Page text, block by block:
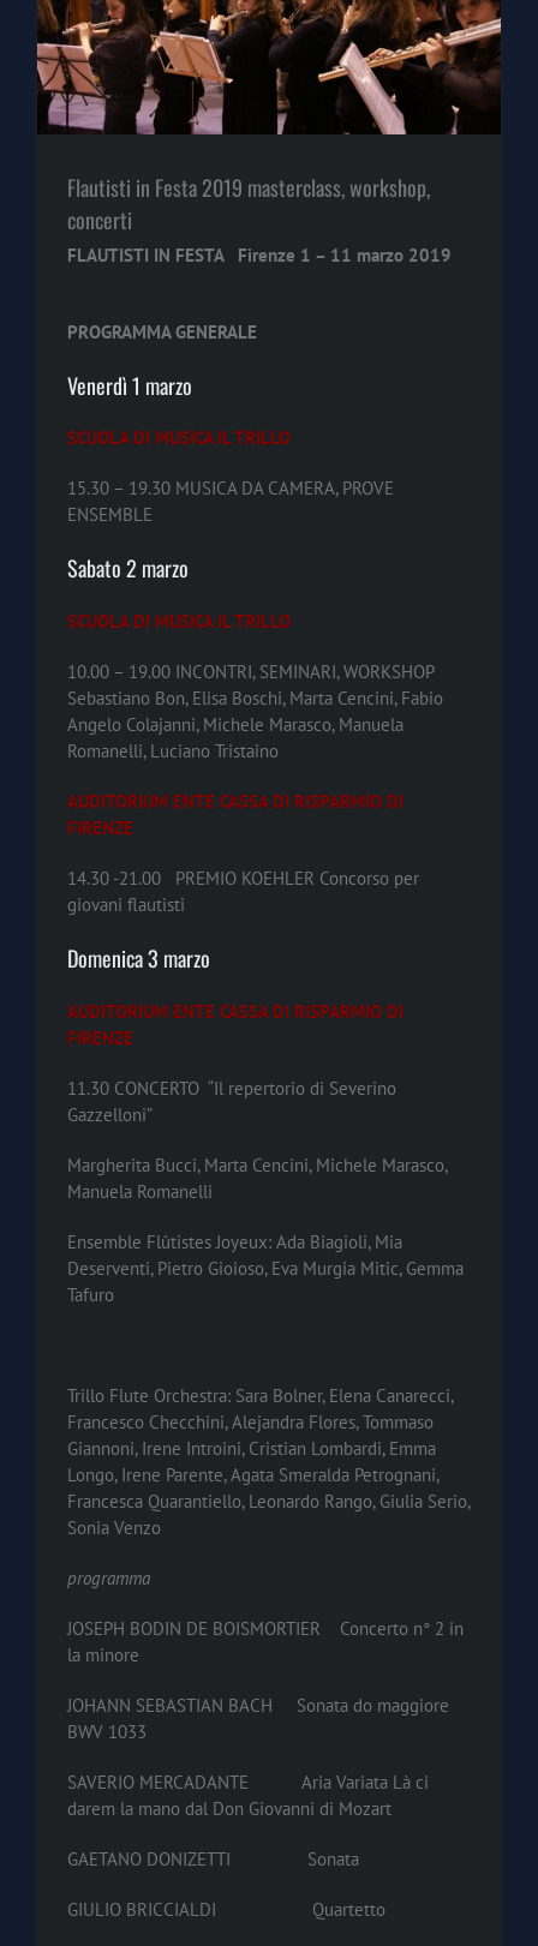
Flautisti in Festa 2019 masterclass, workshop,
concerti
FLAUTISTI IN FESTA Firenze 1 – 11 marzo 2019
PROGRAMMA GENERALE
Venerdì 1 marzo
SCUOLA DI MUSICA IL TRILLO
15.30 – 19.30 MUSICA DA CAMERA, PROVE
ENSEMBLE
Sabato 2 marzo
SCUOLA DI MUSICA IL TRILLO
10.00 – 19.00 INCONTRI, SEMINARI, WORKSHOP
Sebastiano Bon, Elisa Boschi, Marta Cencini, Fabio
Angelo Colajanni, Michele Marasco, Manuela
Romanelli, Luciano Tristaino
AUDITORIUM ENTE CASSA DI RISPARMIO DI
FIRENZE
14.30 -21.00 PREMIO KOEHLER Concorso per
giovani flautisti
Domenica 3 marzo
AUDITORIUM ENTE CASSA DI RISPARMIO DI
FIRENZE
11.30 CONCERTO “Il repertorio di Severino
Gazzelloni”
Margherita Bucci, Marta Cencini, Michele Marasco,
Manuela Romanelli
Ensemble Flûtistes Joyeux: Ada Biagioli, Mia
Deserventi, Pietro Gioioso, Eva Murgia Mitic, Gemma
Tafuro
Trillo Flute Orchestra: Sara Bolner, Elena Canarecci,
Francesco Checchini, Alejandra Flores, Tommaso
Giannoni, Irene Introini, Cristian Lombardi, Emma
Longo, Irene Parente, Agata Smeralda Petrognani,
Francesca Quarantiello, Leonardo Rango, Giulia Serio,
Sonia Venzo
programma
JOSEPH BODIN DE BOISMORTIER Concerto n° 2 in
la minore
JOHANN SEBASTIAN BACH Sonata do maggiore
BWV 1033
SAVERIO MERCADANTE Aria Variata Là ci
darem la mano dal Don Giovanni di Mozart
GAETANO DONIZETTI Sonata
GIULIO BRICCIALDI Quartetto